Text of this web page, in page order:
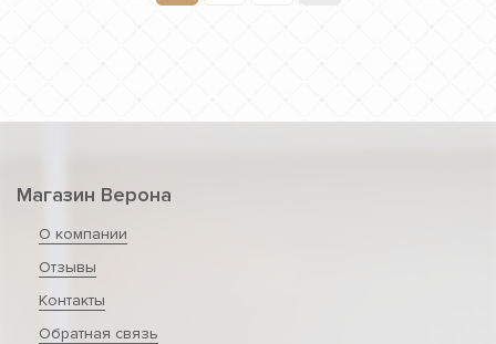
Магазин Верона
О компании
Отзывы
Контакты
Обратная связь